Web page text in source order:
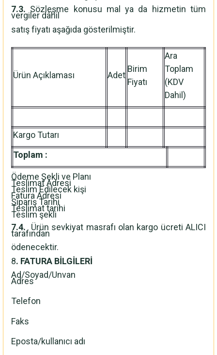
7.3. Sözleşme konusu mal ya da hizmetin tüm
vergiler dâhil
satış fiyatı aşağıda gösterilmiştir.
Ürün Açıklaması Adet
Birim
Fiyatı
Ara
Toplam
(KDV
Dahil)
Kargo Tutarı
Toplam :
Ödeme Şekli ve Planı
Teslimat Adresi
Teslim Edilecek kişi
Fatura Adresi
Sipariş Tarihi
Teslimat tarihi
Teslim şekli
7.4. Ürün sevkiyat masrafı olan kargo ücreti ALICI
tarafından
ödenecektir.
8. FATURA BİLGİLERİ
Ad/Soyad/Unvan
Adres
Telefon
Faks
Eposta/kullanıcı adı